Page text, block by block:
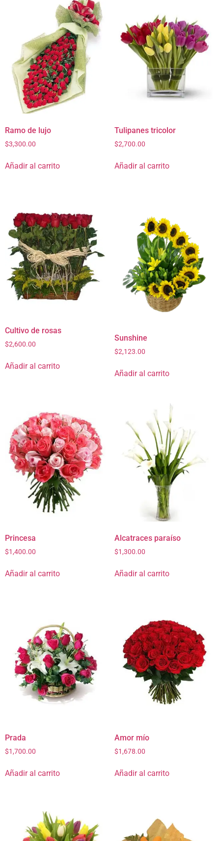
Ramo de lujo
$3,300.00
Añadir al carrito
Tulipanes tricolor
$2,700.00
Añadir al carrito
Cultivo de rosas
$2,600.00
Añadir al carrito
Sunshine
$2,123.00
Añadir al carrito
Princesa
$1,400.00
Añadir al carrito
Alcatraces paraíso
$1,300.00
Añadir al carrito
Prada
$1,700.00
Añadir al carrito
Amor mío
$1,678.00
Añadir al carrito